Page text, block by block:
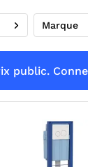
Marque
public.